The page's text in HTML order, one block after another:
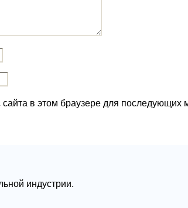
в этом браузере для последующих
индустрии.